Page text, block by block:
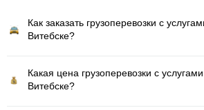
Как заказать грузоперевозки с
Витебске?
Какая цена грузоперевозки с услугами
Витебске?